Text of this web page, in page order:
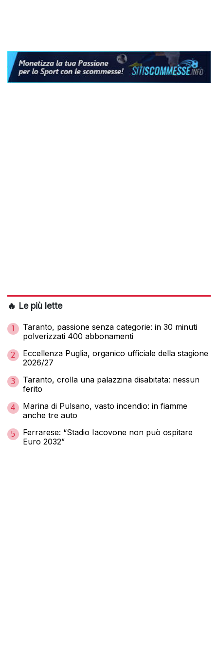
🔥 Le più lette
1
Taranto, passione senza categorie: in 30 minuti
polverizzati 400 abbonamenti
2
Eccellenza Puglia, organico ufficiale della stagione
2026/27
3
Taranto, crolla una palazzina disabitata: nessun
ferito
4
Marina di Pulsano, vasto incendio: in fiamme
anche tre auto
5
Ferrarese: “Stadio Iacovone non può ospitare
Euro 2032”